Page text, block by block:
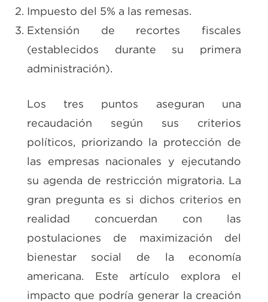
Impuesto del 5% a las remesas.
Extensión de recortes fiscales
(establecidos durante su primera
administración).
Los tres puntos aseguran una
recaudación según sus criterios
políticos, priorizando la protección de
las empresas nacionales y ejecutando
su agenda de restricción migratoria. La
gran pregunta es si dichos criterios en
realidad concuerdan con las
postulaciones de maximización del
bienestar social de la economía
americana. Este artículo explora el
impacto que podría generar la creación